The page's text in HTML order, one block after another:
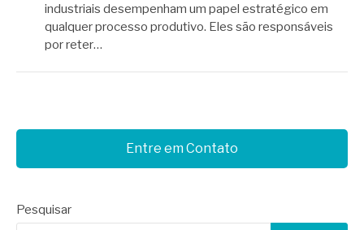
industriais desempenham um papel estratégico em
qualquer processo produtivo. Eles são responsáveis
por reter…
Entre em Contato
Pesquisar